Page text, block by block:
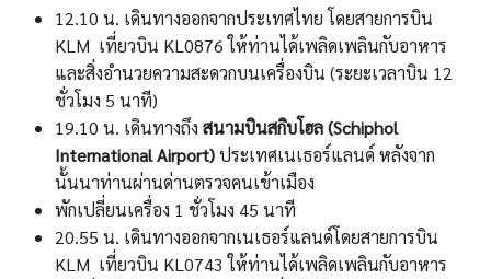
12.10 น. เดินทางออกจากประเทศไทย โดยสายการบิน
KLM เที่ยวบิน KL0876 ให้ท่านได้เพลิดเพลินกับอาหาร
และสิ่งอํานวยความสะดวกบนเครื่องบิน (ระยะเวลาบิน 12
ชั่วโมง 5 นาที)
19.10 น. เดินทางถึง สนามบินสกิบโฮล (Schiphol
International Airport)ประเทศเนเธอร์แลนด์ หลังจาก
นั้นนาท่านผ่านด่านตรวจคนเข้าเมือง
พักเปลี่ยนเครื่อง 1 ชั่วโมง 45 นาที
20.55 น. เดินทางออกจากเนเธอร์แลนด์โดยสายการบิน
KLM เที่ยวบิน KL0743 ให้ท่านได้เพลิดเพลินกับอาหาร